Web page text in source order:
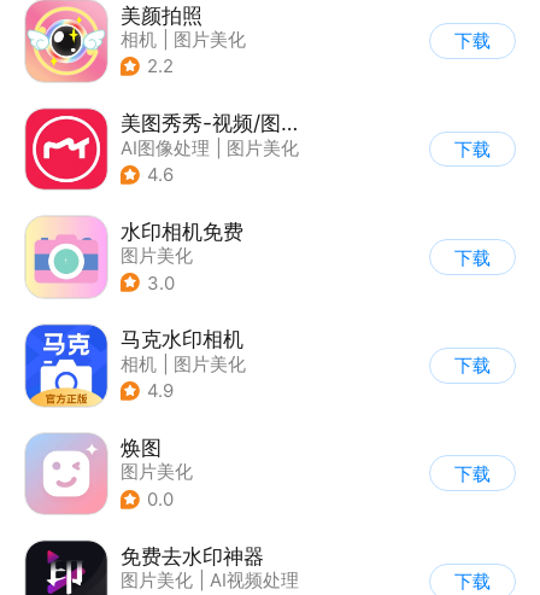
美颜拍照
相机
图片美化
2.2
下载
美图秀秀-视频/图片/Live人像精修工具
AI图像处理
图片美化
4.6
下载
水印相机免费
图片美化
3.0
下载
马克水印相机
相机
图片美化
4.9
下载
焕图
图片美化
0.0
下载
免费去水印神器
图片美化
AI视频处理
下载